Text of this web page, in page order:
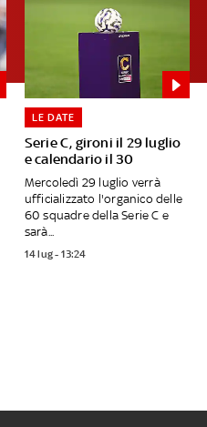
Serie C, gironi il 29 luglio
e calendario il 30
LE DATE
Mercoledì 29 luglio verrà
ufficializzato l'organico delle
60 squadre della Serie C e
sarà...
14 lug - 13:24